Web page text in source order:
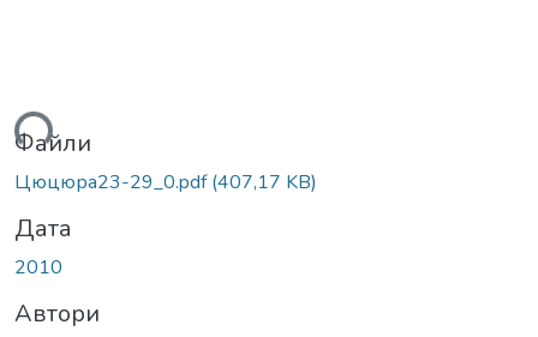
Файли
Цюцюра23-29_0.pdf(407,17 KB)
Дата
2010
Автори